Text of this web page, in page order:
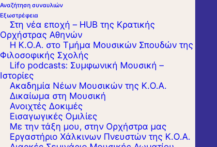
Αναζήτηση συναυλιών
Εξωστρέφεια
Στη νέα εποχή – HUB της Κρατικής
Ορχήστρας Αθηνών
Η Κ.Ο.Α. στο Τμήμα Μουσικών Σπουδών της
Φιλοσοφικής Σχολής
Lifo podcasts: Συμφωνική Μουσική –
Ιστορίες
Ακαδημία Νέων Μουσικών της Κ.Ο.Α.
Δικαίωμα στη Μουσική
Ανοιχτές Δοκιμές
Εισαγωγικές Ομιλίες
Με την τάξη μου, στην Ορχήστρα μας
Εργαστήριo Χάλκινων Πνευστών της Κ.Ο.Α.